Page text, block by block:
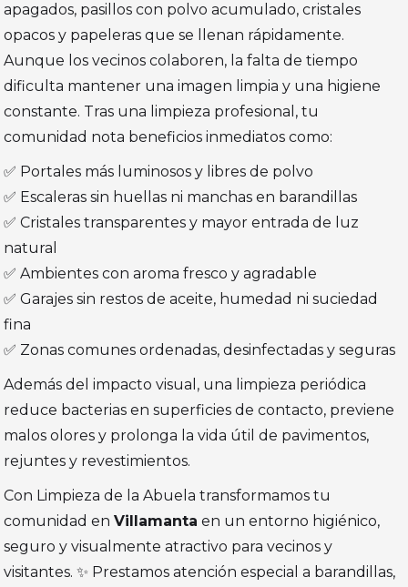
apagados, pasillos con polvo acumulado, cristales
opacos y papeleras que se llenan rápidamente.
Aunque los vecinos colaboren, la falta de tiempo
dificulta mantener una imagen limpia y una higiene
constante. Tras una limpieza profesional, tu
comunidad nota beneficios inmediatos como:
✅ Portales más luminosos y libres de polvo
✅ Escaleras sin huellas ni manchas en barandillas
✅ Cristales transparentes y mayor entrada de luz
natural
✅ Ambientes con aroma fresco y agradable
✅ Garajes sin restos de aceite, humedad ni suciedad
fina
✅ Zonas comunes ordenadas, desinfectadas y seguras
Además del impacto visual, una limpieza periódica
reduce bacterias en superficies de contacto, previene
malos olores y prolonga la vida útil de pavimentos,
rejuntes y revestimientos.
Con Limpieza de la Abuela transformamos tu
comunidad enVillamanta en un entorno higiénico,
seguro y visualmente atractivo para vecinos y
visitantes. ✨ Prestamos atención especial a barandillas,